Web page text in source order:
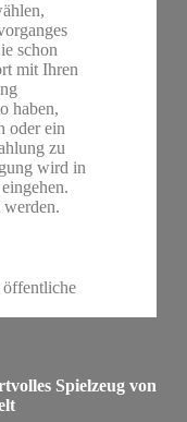
schon
mit Ihren
haben,
oder ein
zu
wird in
öffentliche
Spielzeug von